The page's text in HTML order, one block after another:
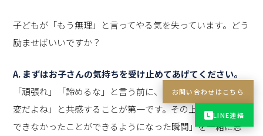
子どもが「もう無理」と言ってやる気を失っています。どう
励ませばいいですか？
A. まずはお子さんの気持ちを受け止めてあげてください。
「頑張れ」「諦めるな」と言う前に、「辛かったね」「大
変だよね」と共感することが第一です。その上で、「今まで
できなかったことができるようになった瞬間」を一緒に思
お問い合わせはこちら
L LINE連絡